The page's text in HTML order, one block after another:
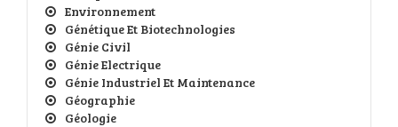
Environnement
Génétique Et Biotechnologies
Génie Civil
Génie Electrique
Génie Industriel Et Maintenance
Géographie
Géologie